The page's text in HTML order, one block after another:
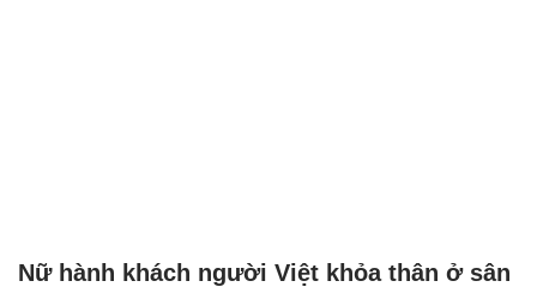
Nữ hành khách người Việt khỏa thân ở sân